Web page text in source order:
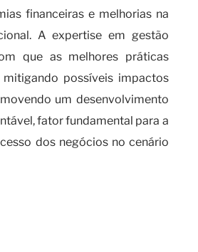
financeiras e melhorias na
A expertise em gestão
que as melhores práticas
mitigando possíveis impactos
um desenvolvimento
fator fundamental para a
dos negócios no cenário